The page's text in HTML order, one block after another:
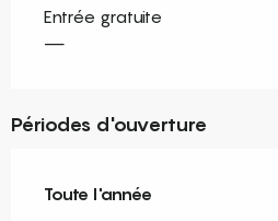
Entrée gratuite
—
Périodes d'ouverture
Toute l'année
Toute l'année